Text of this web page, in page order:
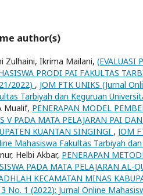
author(s)
Zulhaini, Ikrima Mailani, (EVALUASI
PRODI PAI FAKULTAS
2022) , JOM FTK UNIKS (Jurnal
Tarbiyah dan Keguruan
Mualif, PENERAPAN MODEL
V PADA MATA PELAJARAN PAI
KUANTAN SINGINGI , JOM
Mahasiswa Fakultas Tarbiyah
Helbi Akbar, PENERAPAN
PADA MATA PELAJARAN
KECAMATAN MINAS
No. 1 (2022): Jurnal Online